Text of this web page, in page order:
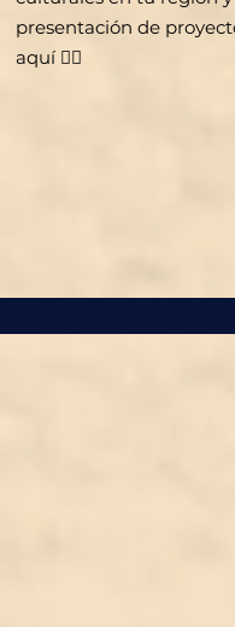
presentación de
aquí 👇🏻